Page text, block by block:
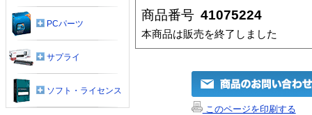
商品番号 41075224
本商品は販売を終了しました
このページを印刷する
PCパーツ
サプライ
ソフト・ライセンス